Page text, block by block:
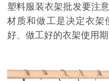
塑料服装衣架批发要注
材质和做工是决定衣架
好、做工好的衣架使用期